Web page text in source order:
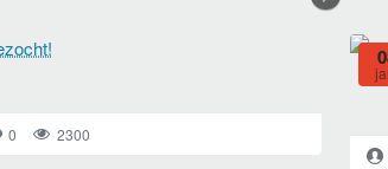
0 2300